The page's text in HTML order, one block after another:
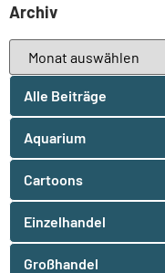
Archiv
Alle Beiträge
Aquarium
Cartoons
Einzelhandel
Großhandel